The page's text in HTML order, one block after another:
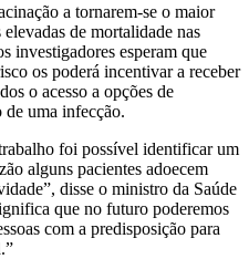
a tornarem-se o maior
de mortalidade nas
investigadores esperam que
os poderá incentivar a receber
o acesso a opções de
de uma infecção.
foi possível identificar um
alguns pacientes adoecem
disse o ministro da Saúde
que no futuro poderemos
com a predisposição para